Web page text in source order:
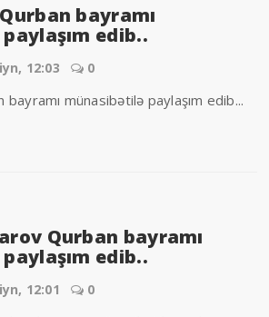
bayramı
edib..
12:03 0
münasibətilə paylaşım edib...
Qurban bayramı
edib..
12:01 0